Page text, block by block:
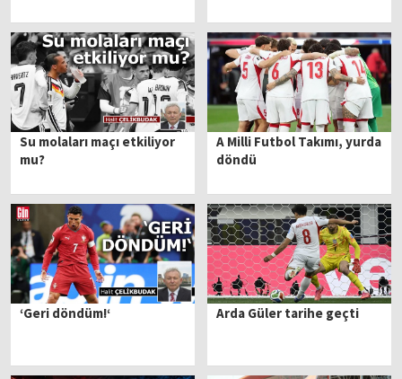
Su molaları maçı etkiliyor
mu?
A Milli Futbol Takımı, yurda
döndü
‘Geri döndüm!‘ Arda Güler tarihe geçti